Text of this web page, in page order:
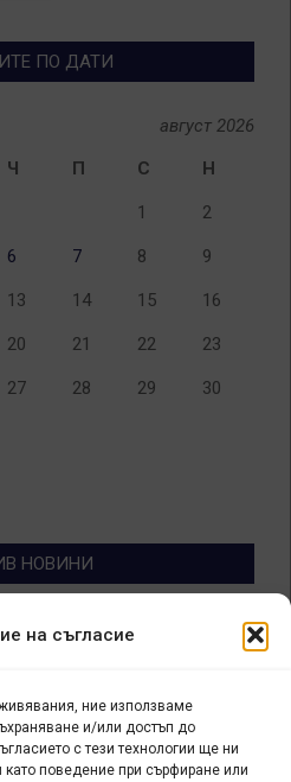
на съгласие
ние използваме
и/или достъп до
с тези технологии ще ни
поведение при сърфиране или
ПО ДАТИ
август 2026
Ч П С Н
1 2
6 7 8 9
13 14 15 16
20 21 22 23
27 28 29 30
НОВИНИ
магазин за изкуство